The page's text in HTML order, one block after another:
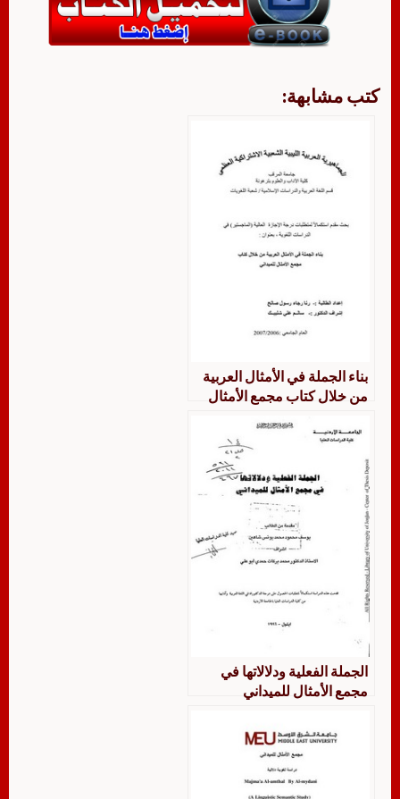
كتب مشابهة:
بناء الجملة في الأمثال العربية
من خلال كتاب مجمع الأمثال
الجملة الفعلية ودلالاتها في
مجمع الأمثال للميداني